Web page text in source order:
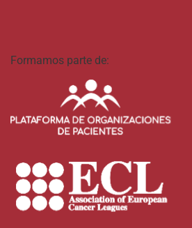
Formamos parte de: